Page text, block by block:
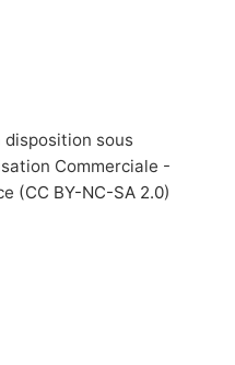
disposition sous
Commerciale -
(CC BY-NC-SA 2.0)